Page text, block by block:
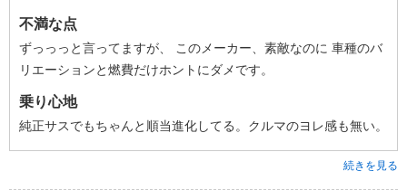
不満な点
ずっっっと言ってますが、 このメーカー、素敵なのに 車種のバ
リエーションと燃費だけホントにダメです。
乗り心地
純正サスでもちゃんと順当進化してる。クルマのヨレ感も無い。
続きを見る